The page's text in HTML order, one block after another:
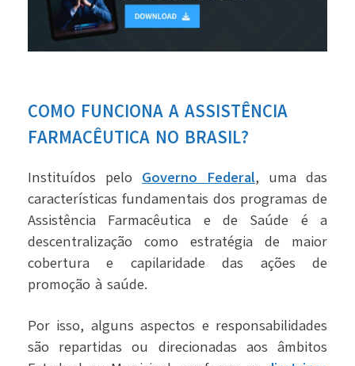
COMO FUNCIONA A ASSISTÊNCIA
FARMACÊUTICA NO BRASIL?
Instituídos pelo Governo Federal, uma das
características fundamentais dos programas de
Assistência Farmacêutica e de Saúde é a
descentralização como estratégia de maior
cobertura e capilaridade das ações de
promoção à saúde.
Por isso, alguns aspectos e responsabilidades
são repartidas ou direcionadas aos âmbitos